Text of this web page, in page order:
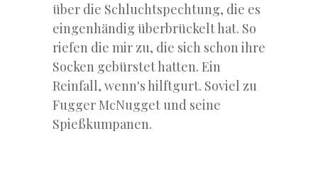
über die Schluchtspechtung, die es
eingenhändig überbrückelt hat. So
riefen die mir zu, die sich schon ihre
Socken gebürstet hatten. Ein
Reinfall, wenn's hilftgurt. Soviel zu
Fugger McNugget und seine
Spießkumpanen.